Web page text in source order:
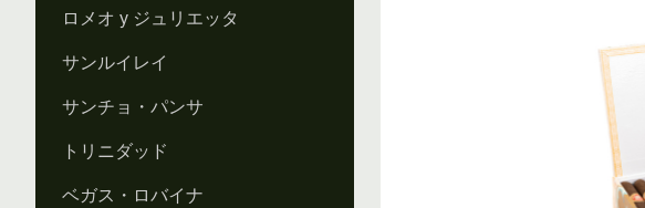
ロメオ y ジュリエッタ
サンルイレイ
サンチョ・パンサ
トリニダッド
ベガス・ロバイナ
View larger image